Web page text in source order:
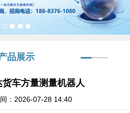
品展示
车方量测量机器人
2026-07-28 14:40